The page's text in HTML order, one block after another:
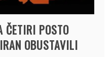
ČETIRI POSTO
OBUSTAVILI